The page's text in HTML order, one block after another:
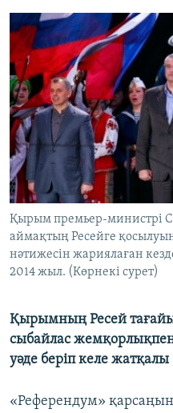
Search
ӘЛЕМ
АРНАЙЫ ЖОБАЛАР
Русский
ЖАЗЫЛЫҢЫЗ
Басқа тілдерде
Қырым премьер-министрі
аймақтың Ресейге
нәтижесін жариялаған
2014 жыл. (Көрнекі сурет)
Қырымның Ресей
сыбайлас жемқорлықпен
уәде беріп келе
«Референдум»